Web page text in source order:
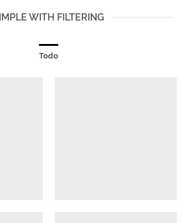
WITH FILTERING
Todo